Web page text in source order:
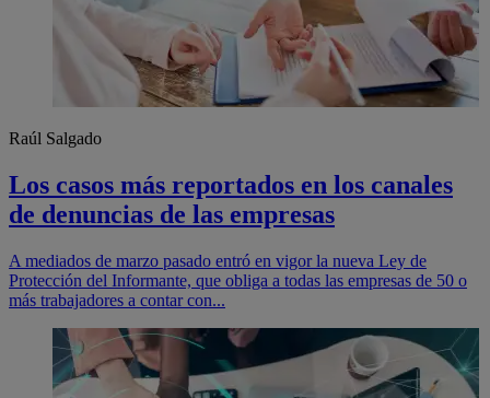
Raúl Salgado
Los casos más reportados en los canales
de denuncias de las empresas
A mediados de marzo pasado entró en vigor la nueva Ley de
Protección del Informante, que obliga a todas las empresas de 50 o
más trabajadores a contar con...